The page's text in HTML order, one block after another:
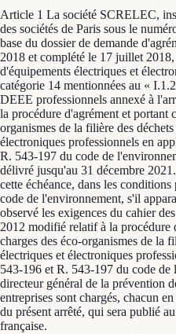
Article 1 La société SCRELEC,
des sociétés de Paris sous le
base du dossier de demande
2018 et complété le 17 juillet
d'équipements électriques et
catégorie 14 mentionnées au «
DEEE professionnels annexé à
la procédure d'agrément et portant
organismes de la filière des
électroniques professionnels en
R. 543-197 du code de
délivré jusqu'au 31 décembre
cette échéance, dans les
code de l'environnement, s'il
observé les exigences du cahier
2012 modifié relatif à la procédure
charges des éco-organismes de la
électriques et électroniques
543-196 et R. 543-197 du code
directeur général de la prévention
entreprises sont chargés, chacun
du présent arrêté, qui sera publié
française.